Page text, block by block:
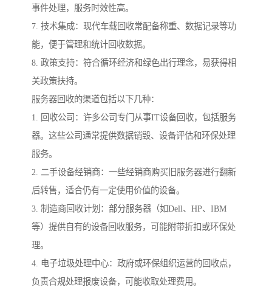
事件处理，服务时效性高。
7. 技术集成：现代车载回收常配备称重、数据记录等功
能，便于管理和统计回收数据。
8. 政策支持：符合循环经济和绿色出行理念，易获得相
关政策扶持。
服务器回收的渠道包括以下几种：
1. 回收公司：许多公司专门从事IT设备回收，包括服务
器。这些公司通常提供数据销毁、设备评估和环保处理
服务。
2. 二手设备经销商：一些经销商购买旧服务器进行翻新
后转售，适合仍有一定使用价值的设备。
3. 制造商回收计划：部分服务器（如Dell、HP、IBM
等）提供自有的设备回收服务，可能附带折扣或环保处
理。
4. 电子垃圾处理中心：政府或环保组织运营的回收点，
负责合规处理报废设备，可能收取处理费用。